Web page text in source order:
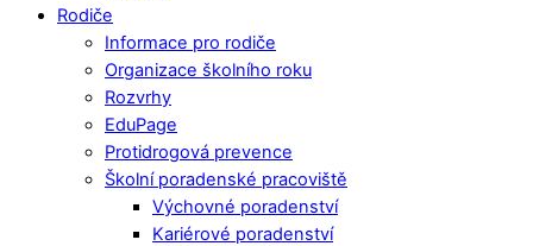
Rodiče
Informace pro rodiče
Organizace školního roku
Rozvrhy
EduPage
Protidrogová prevence
Školní poradenské pracoviště
Výchovné poradenství
Kariérové poradenství